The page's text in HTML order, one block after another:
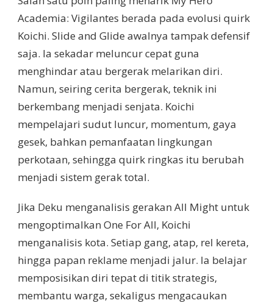
Academia: Vigilantes berada pada evolusi quirk
Koichi. Slide and Glide awalnya tampak defensif
saja. Ia sekadar meluncur cepat guna
menghindar atau bergerak melarikan diri.
Namun, seiring cerita bergerak, teknik ini
berkembang menjadi senjata. Koichi
mempelajari sudut luncur, momentum, gaya
gesek, bahkan pemanfaatan lingkungan
perkotaan, sehingga quirk ringkas itu berubah
menjadi sistem gerak total.
Jika Deku menganalisis gerakan All Might untuk
mengoptimalkan One For All, Koichi
menganalisis kota. Setiap gang, atap, rel kereta,
hingga papan reklame menjadi jalur. Ia belajar
memposisikan diri tepat di titik strategis,
membantu warga, sekaligus mengacaukan